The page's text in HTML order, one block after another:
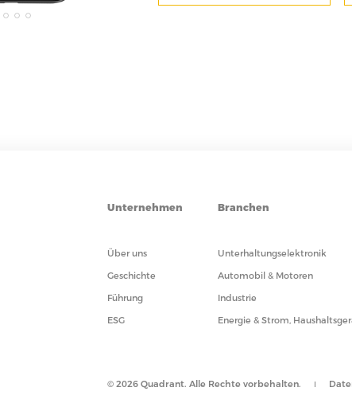
Unternehmen
Über uns
Geschichte
Führung
ESG
Branchen
Unterhaltungselektronik
Automobil & Motoren
Industrie
Energie & Strom,
© 2026 Quadrant. Alle Rechte vorbehalten.